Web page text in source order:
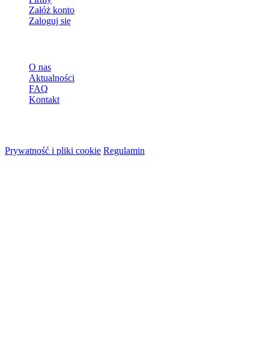
Załóż konto
Zaloguj się
O nas
Aktualności
FAQ
Kontakt
Prywatność i pliki cookie Regulamin